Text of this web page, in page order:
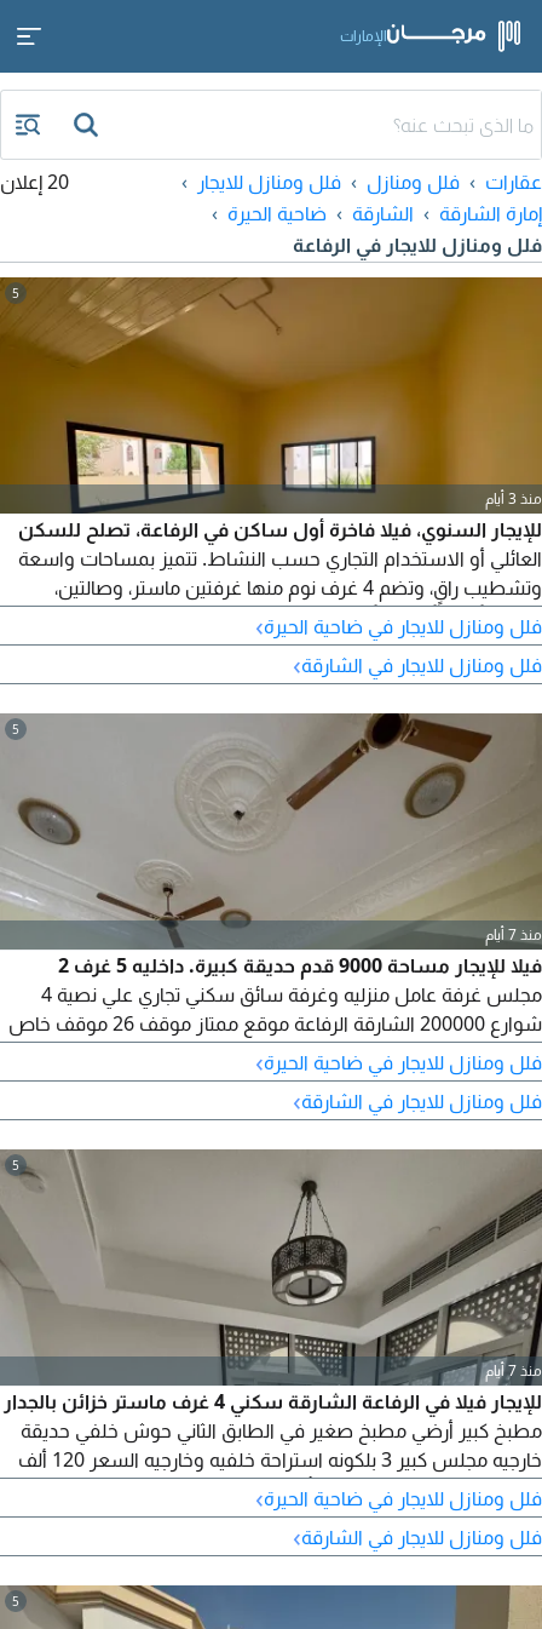
الإمارات
عقارات فلل ومنازل
فلل ومنازل للايجار
إمارة الشارقة
الشارقة
ضاحية الحيرة
فلل ومنازل للايجار في الرفاعة
20 إعلان
5
منذ 3 أيام
للإيجار السنوي، فيلا فاخرة أول ساكن في الرفاعة، تصلح للسكن
العائلي أو الاستخدام التجاري حسب النشاط. تتميز بمساحات واسعة
وتشطيب راقٍ، وتضم 4 غرف نوم منها غرفتين ماستر، وصالتين،
وتكييفاً مركزياً، و4 بلكونات، وحدائق أمامية وخلفية، وروفاً ضخماً،
فلل ومنازل للايجار في ضاحية الحيرة›
فلل ومنازل للايجار في الشارقة›
5
منذ 7 أيام
فيلا للإيجار مساحة 9000 قدم حديقة كبيرة. داخليه 5 غرف 2
مجلس غرفة عامل منزليه وغرفة سائق سكني تجاري علي نصية 4
شوارع 200000 الشارقة الرفاعة موقع ممتاز موقف 26 موقف خاص
بالفيلا
فلل ومنازل للايجار في ضاحية الحيرة›
فلل ومنازل للايجار في الشارقة›
5
منذ 7 أيام
للإيجار فيلا في الرفاعة الشارقة سكني 4 غرف ماستر خزائن بالجدار
مطبخ كبير أرضي مطبخ صغير في الطابق الثاني حوش خلفي حديقة
خارجيه مجلس كبير 3 بلكونه استراحة خلفيه وخارجيه السعر 120 ألف
وممكن 115 ألف دفعات 6 التأمين 5000 كاش
فلل ومنازل للايجار في ضاحية الحيرة›
فلل ومنازل للايجار في الشارقة›
5